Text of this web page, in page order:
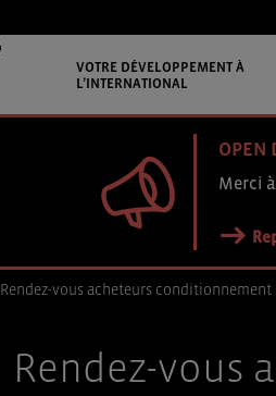
VOTRE DÉVELOPPEMENT À
L’INTERNATIONAL
OPEN
Merci
Rendez-vous acheteurs conditionnement
Rendez-vous